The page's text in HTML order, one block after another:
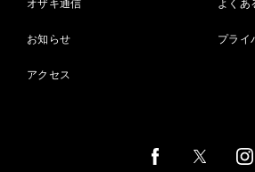
オザキ通信
お知らせ
アクセス
よくあ
プライ